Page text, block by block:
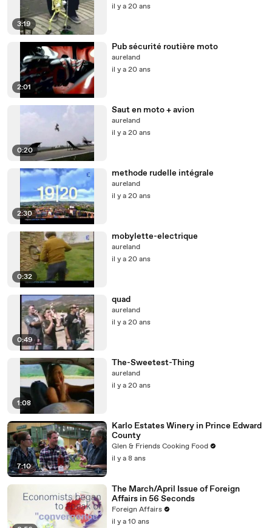
3:19
il y a 20 ans
2:01
Pub sécurité routière moto
aureland
il y a 20 ans
0:20
Saut en moto + avion
aureland
il y a 20 ans
2:30
methode rudelle intégrale
aureland
il y a 20 ans
0:32
mobylette-electrique
aureland
il y a 20 ans
0:49
quad
aureland
il y a 20 ans
1:08
The-Sweetest-Thing
aureland
il y a 20 ans
7:10
Karlo Estates Winery in Prince Edward
County
Glen & Friends Cooking Food
il y a 8 ans
The March/April Issue of Foreign
Affairs in 56 Seconds
Foreign Affairs
il y a 10 ans